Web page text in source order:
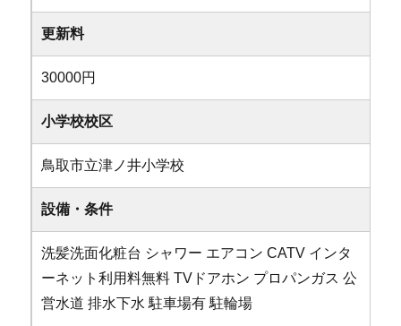
更新料
30000円
小学校校区
鳥取市立津ノ井小学校
設備・条件
洗髪洗面化粧台 シャワー エアコン CATV インタ
ーネット利用料無料 TVドアホン プロパンガス 公
営水道 排水下水 駐車場有 駐輪場